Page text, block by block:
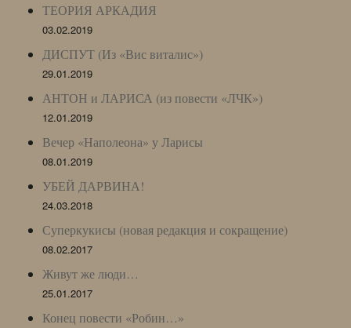
ТЕОРИЯ АРКАДИЯ
03.02.2019
ДИСПУТ (Из «Вис виталис»)
29.01.2019
АНТОН и ЛАРИСА (из повести «ЛЧК»)
12.01.2019
Вечер «Наполеона» у Ларисы
08.01.2019
УБЕЙ ДАРВИНА!
24.03.2018
Суперкукисы (новая редакция и сокращение)
08.02.2017
Живут же люди…
25.01.2017
Конец повести «Робин…»